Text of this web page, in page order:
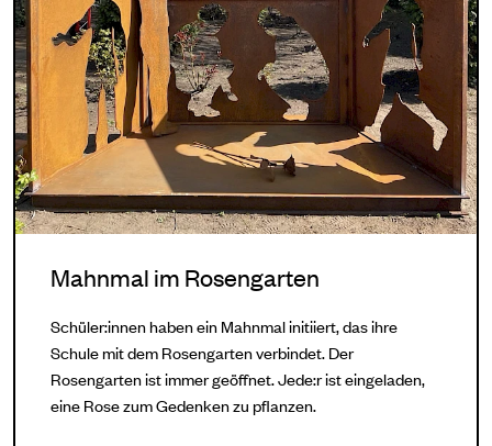
Mahnmal im Rosengarten
Schüler:innen haben ein Mahnmal initiiert, das ihre
Schule mit dem Rosengarten verbindet. Der
Rosengarten ist immer geöffnet. Jede:r ist eingeladen,
eine Rose zum Gedenken zu pflanzen.